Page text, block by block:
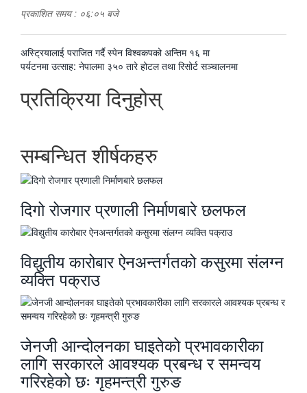
प्रकाशित समय : ०६:०५ बजे
पछिल्लाे
-
अस्ट्रियालाई पराजित गर्दै स्पेन विश्वकपको अन्तिम १६ मा
अघिल्लाे
पर्यटनमा उत्साह: नेपालमा ३५० तारे होटल तथा रिसोर्ट सञ्चालनमा
प्रतिक्रिया दिनुहोस्
सम्बन्धित शीर्षकहरु
दिगो रोजगार प्रणाली निर्माणबारे छलफल
विद्युतीय कारोबार ऐनअन्तर्गतको कसुरमा संलग्न
व्यक्ति पक्राउ
जेनजी आन्दोलनका घाइतेको प्रभावकारीका
लागि सरकारले आवश्यक प्रबन्ध र समन्वय
गरिरहेको छः गृहमन्त्री गुरुङ